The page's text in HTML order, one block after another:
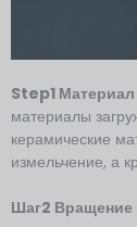
Step1
материалы
керамические
измельчение, а
Шаг2 Вращение